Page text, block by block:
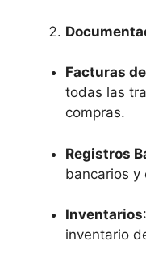
Facturas
todas las
compras.
Registros
bancarios y
Inventarios
inventario